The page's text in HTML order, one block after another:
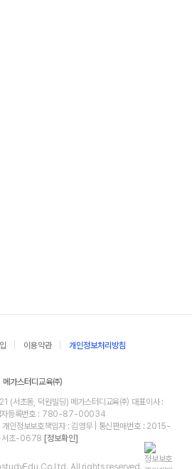
이용약관 개인정보처리방침
메가스터디교육㈜
(서초동, 덕원빌딩) 메가스터디교육㈜ 대표이사 :
자등록번호 : 780-87-00034
인정보보호책임자 : 김영무 | 통신판매번호 : 2015-
서초-0678 [정보확인]
All rights reserved.